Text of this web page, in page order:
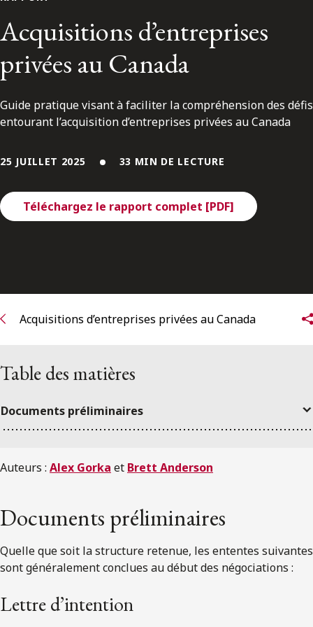
ENGLISH
S’abonner aux articles Osler
Acquisitions d’entreprises
privées au Canada
Guide pratique visant à faciliter la compréhension des défis
entourant l’acquisition d’entreprises privées au Canada
25 JUILLET 2025 33 MIN DE LECTURE
Téléchargez le rapport complet [PDF]
Acquisitions d’entreprises privées au Canada
Table des matières
Documents préliminaires
Auteurs : Alex Gorka et Brett Anderson
Documents préliminaires
Quelle que soit la structure retenue, les ententes suivantes
sont généralement conclues au début des négociations :
Lettre d’intention